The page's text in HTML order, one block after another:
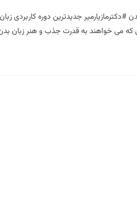
که می خواهند به قدرت جذب و هنر زبان